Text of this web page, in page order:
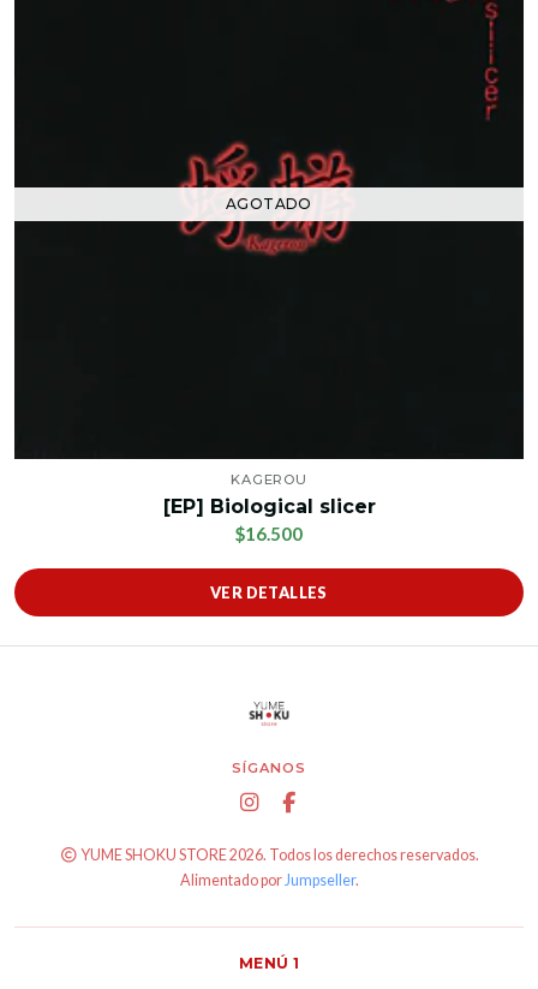
AGOTADO
KAGEROU
[EP] Biological slicer
$16.500
VER DETALLES
SÍGANOS
YUME SHOKU STORE 2026. Todos los derechos reservados.
Alimentado porJumpseller.
MENÚ 1